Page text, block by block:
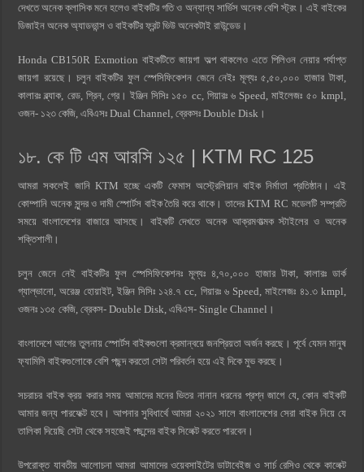
দেখতে অনেক ক্লাসিক মনে হলেও বাইকটির গতি ও অন্যান্য সার্ভিস অনেক বেশি স্ট্রং। এই বাইকের
ডিজাইন অনেক অ্যাডভান্স ও বাইকটির ফ্রন্ট ভিউ অনেকটাই রাউন্ডেড।
Honda CB150R Exmotion বাইকটিতে জায়গা অল্প থাকলেও এতে পিলিওন নেয়ার পর্যাপ্ত
জায়গা রয়েছে। চলুন বাইকটির ফুল স্পেসিফিকেশন জেনে নেইঃ মূল্যঃ ৫,৫০,০০০ হাজার টাকা,
কালারঃ ব্ল্যাক, রেড, গ্রিন, গ্রে। ইঞ্জিন সিসিঃ ১৫০ cc, গিয়ারঃ ৬ Speed, মাইলেজঃ ৫০ kmpl,
ওজন- ১২৩ কেজি, এবিএসঃ Dual Channel, ব্রেকসঃ Double Disk।
১৮. কে টি এম আরসি ১২৫ | KTM RC 125
আমরা সকলেই জানি KTM হচ্ছে একটি ফেমাস অস্ট্রেলিয়ান বাইক নির্মাতা প্রতিষ্ঠান। এই
কোম্পানি অনেক সুন্দর ও দামী স্পোর্টস বাইক তৈরি করে থাকে। তাদের KTM RC মডেলটি সম্প্রতি
সময়ে বাংলাদেশের বাজারে আসছে। বাইকটি দেখতে অনেক আক্রমণাত্মক স্টাইলের ও অনেক
শক্তিশালী।
চলুন জেনে নেই বাইকটির ফুল স্পেসিফিকেশনঃ মূল্যঃ ৪,৭০,০০০ হাজার টাকা, কালারঃ ডার্ক
গ্যাল্ভানো, অরেঞ্জ হোয়াইট, ইঞ্জিন সিসিঃ ১২৪.৭ cc, গিয়ারঃ ৬ Speed, মাইলেজঃ ৪১.৩ kmpl,
ওজনঃ ১৩৫ কেজি, ব্রেকস- Double Disk, এবিএস- Single Channel।
বাংলাদেশে আগের তুলনায় স্পোর্টস বাইকগুলো ক্রমান্বয়ে জনপ্রিয়তা অর্জন করছে। পূর্বে যেমন মানুষ
ফ্যামিলি বাইকগুলোকে বেশি পছন্দ করতো সেটা পরিবর্তন হয়ে এই দিকে মুভ করছে।
সচরাচর বাইক ক্রয় করার সময় আমাদের মনের ভিতর নানান ধরনের প্রশ্ন জাগে যে, কোন বাইকটি
আমার জন্য পারফেক্ট হবে। আপনার সুবিধার্থে আমরা ২০২১ সালে বাংলাদেশের সেরা বাইক নিয়ে যে
তালিকা দিয়েছি সেটা থেকে সহজেই পছন্দের বাইক সিলেক্ট করতে পারবেন।
উপরোক্ত যাবতীয় আলোচনা আমরা আমাদের ওয়েবসাইটের ডাটাবেইজ ও সার্চ রেসিও থেকে কালেক্ট